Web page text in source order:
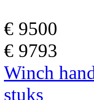
€ 9500
€ 9793
Winch
stuks